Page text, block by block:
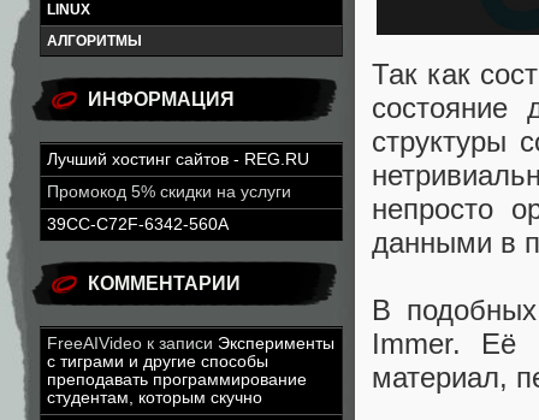
LINUX
АЛГОРИТМЫ
ИНФОРМАЦИЯ
Лучший хостинг сайтов - REG.RU
Промокод 5% скидки на услуги
39CC-C72F-6342-560A
КОММЕНТАРИИ
FreeAIVideo к записи Эксперименты
с тиграми и другие способы
преподавать программирование
студентам, которым скучно
Так как
состояние
структуры
непросто
данными в
В подобных
Immer. Её
материал,